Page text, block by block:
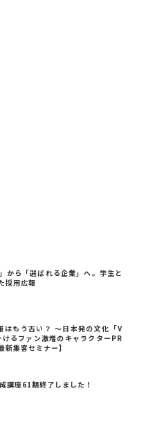
から「選ばれる企業」へ。学生と
採用広報
はもう古い？ ～日本発の文化「V
るファン激増のキャラクターPR
新集客セミナー】
講座61期終了しました！